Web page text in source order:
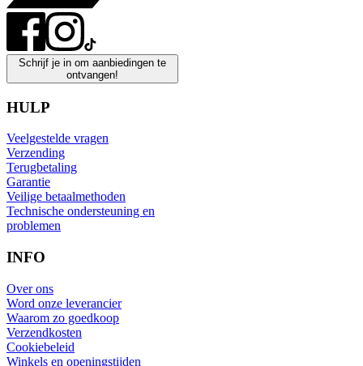
Schrijf je in om aanbiedingen te
ontvangen!
HULP
Veelgestelde vragen
Verzending
Terugbetaling
Garantie
Veilige betaalmethoden
Technische ondersteuning en
problemen
INFO
Over ons
Word onze leverancier
Waarom zo goedkoop
Verzendkosten
Cookiebeleid
Winkels en openingstijden